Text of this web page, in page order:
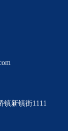
镇新镇街1111